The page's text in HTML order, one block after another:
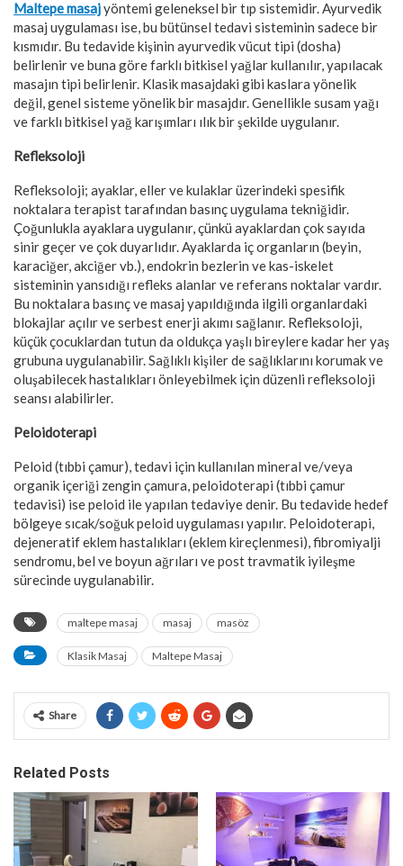
Maltepe masajyöntemi geleneksel bir tıp sistemidir. Ayurvedik
masaj uygulaması ise, bu bütünsel tedavi sisteminin sadece bir
kısmıdır. Bu tedavide kişinin ayurvedik vücut tipi (dosha)
belirlenir ve buna göre farklı bitkisel yağlar kullanılır, yapılacak
masajın tipi belirlenir. Klasik masajdaki gibi kaslara yönelik
değil, genel sisteme yönelik bir masajdır. Genellikle susam yağı
ve farklı bitkisel yağ karışımları ılık bir şekilde uygulanır.
Refleksoloji
Refleksoloji; ayaklar, eller ve kulaklar üzerindeki spesifik
noktalara terapist tarafından basınç uygulama tekniğidir.
Çoğunlukla ayaklara uygulanır, çünkü ayaklardan çok sayıda
sinir geçer ve çok duyarlıdır. Ayaklarda iç organların (beyin,
karaciğer, akciğer vb.), endokrin bezlerin ve kas-iskelet
sisteminin yansıdığı refleks alanlar ve referans noktalar vardır.
Bu noktalara basınç ve masaj yapıldığında ilgili organlardaki
blokajlar açılır ve serbest enerji akımı sağlanır. Refleksoloji,
küçük çocuklardan tutun da oldukça yaşlı bireylere kadar her yaş
grubuna uygulanabilir. Sağlıklı kişiler de sağlıklarını korumak ve
oluşabilecek hastalıkları önleyebilmek için düzenli refleksoloji
seansı alabilirler.
Peloidoterapi
Peloid (tıbbi çamur), tedavi için kullanılan mineral ve/veya
organik içeriği zengin çamura, peloidoterapi (tıbbi çamur
tedavisi) ise peloid ile yapılan tedaviye denir. Bu tedavide hedef
bölgeye sıcak/soğuk peloid uygulaması yapılır. Peloidoterapi,
dejeneratif eklem hastalıkları (eklem kireçlenmesi), fibromiyalji
sendromu, bel ve boyun ağrıları ve post travmatik iyileşme
sürecinde uygulanabilir.
maltepe masaj masaj masöz
Klasik Masaj Maltepe Masaj
Share
Related Posts